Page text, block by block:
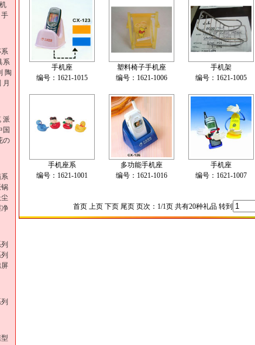
手
系
陶
月
派
国
の
手机座
编号：1621-1015
塑料椅子手机座
编号：1621-1006
手机架
编号：1621-1005
手机座系
编号：1621-1001
多功能手机座
编号：1621-1016
手机座
编号：1621-1007
首页 上页 下页 尾页 页次：1/1页 共有20种礼品 转到